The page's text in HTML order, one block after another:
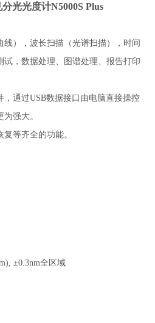
光光度计N5000S Plus
），波长扫描（光谱扫描），时间
试，数据处理、图谱处理、报告打印
，通过USB数据接口由电脑直接操控
强大。
等齐全的功能。
±0.3nm全区域